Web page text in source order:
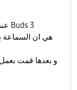
عندي مشكلة ظهرت بعد استعمال اسبوع ل Buds 3
هي ان السماعة
و بعدها قمت